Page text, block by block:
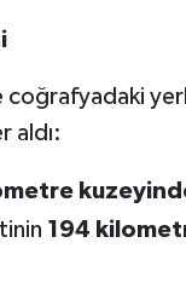
coğrafyadaki
aldı:
194